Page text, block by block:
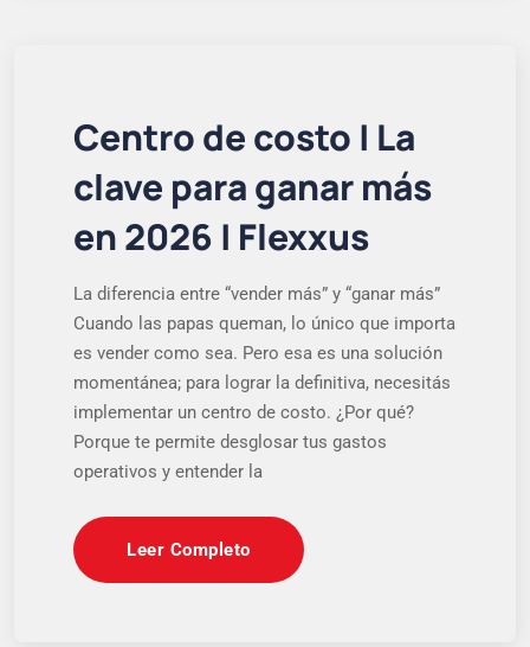
Centro de costo | La
clave para ganar más
en 2026 | Flexxus
La diferencia entre “vender más” y “ganar más”
Cuando las papas queman, lo único que importa
es vender como sea. Pero esa es una solución
momentánea; para lograr la definitiva, necesitás
implementar un centro de costo. ¿Por qué?
Porque te permite desglosar tus gastos
operativos y entender la
Leer Completo